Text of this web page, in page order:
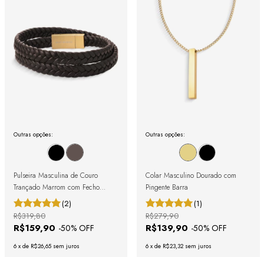
Outras opções:
Pulseira Masculina de Couro
Trançado Marrom com Fecho
Magnético
(2)
R$159,90 -50% OFF
R$319,80
6 x de R$26,65 sem juros
Outras opções:
Colar Masculino Dourado com
Pingente Barra
(1)
R$139,90 -50% OFF
R$279,90
6 x de R$23,32 sem juros